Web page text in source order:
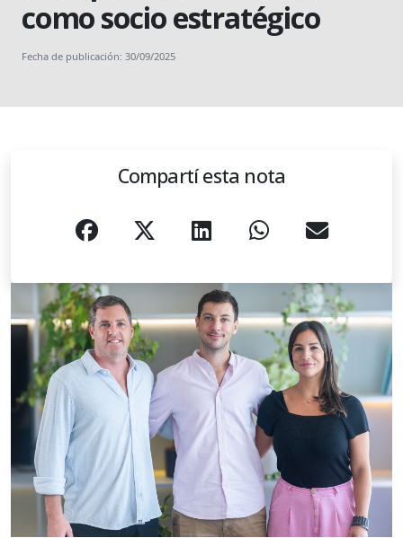
como socio estratégico
Fecha de publicación: 30/09/2025
Compartí esta nota